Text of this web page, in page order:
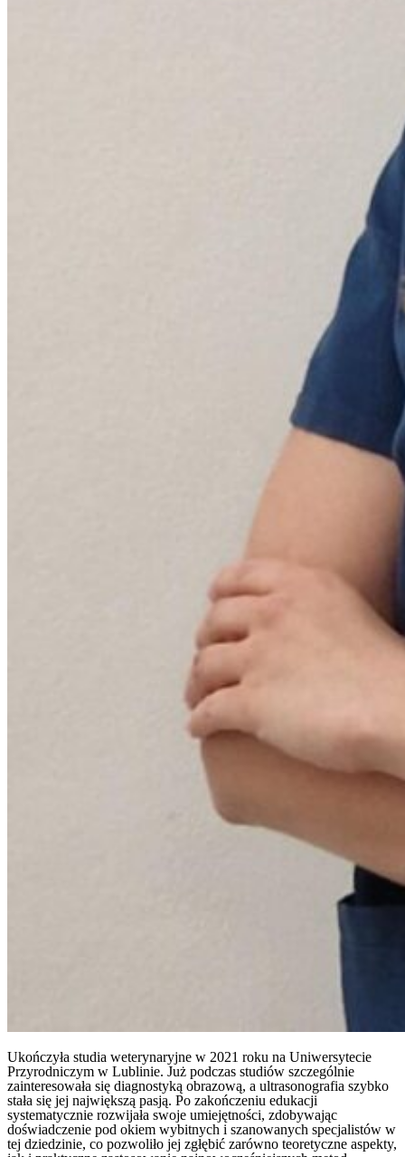
Ukończyła studia weterynaryjne w 2021 roku na Uniwersytecie
Przyrodniczym w Lublinie. Już podczas studiów szczególnie
zainteresowała się diagnostyką obrazową, a ultrasonografia szybko
stała się jej największą pasją. Po zakończeniu edukacji
systematycznie rozwijała swoje umiejętności, zdobywając
doświadczenie pod okiem wybitnych i szanowanych specjalistów w
tej dziedzinie, co pozwoliło jej zgłębić zarówno teoretyczne aspekty,